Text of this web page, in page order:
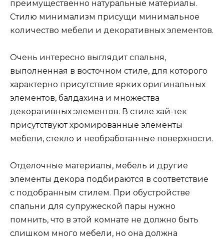
преимущественно натуральные материалы.
Стилю минимализм присущи минимальное
количество мебели и декоративных элементов.
Очень интересно выглядит спальня,
выполненная в восточном стиле, для которого
характерно присутствие ярких оригинальных
элементов, балдахина и множества
декоративных элементов. В стиле хай-тек
присутствуют хромированные элементы
мебели, стекло и необработанные поверхности.
Отделочные материалы, мебель и другие
элементы декора подбираются в соответствие
с подобранным стилем. При обустройстве
спальни для супружеской пары нужно
помнить, что в этой комнате не должно быть
слишком много мебели, но она должна